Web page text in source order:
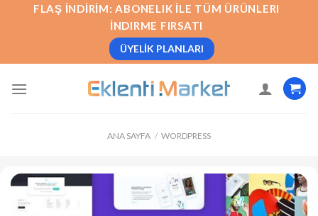
FLAŞ İNDIRIM: ABONELIK İLE TÜM ÜRÜNLERI
İNDIRME FIRSATI
ÜYELIK PLANLARI
ANA SAYFA / WORDPRESS